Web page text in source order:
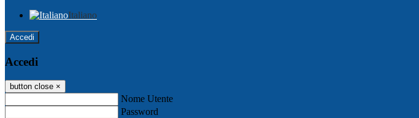
Italiano
Accedi
Accedi
button close ×
Nome Utente
Password